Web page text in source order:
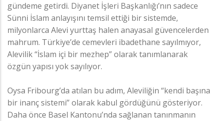
gündeme getirdi. Diyanet İşleri Başkanlığı’nın sadece
Sünni İslam anlayışını temsil ettiği bir sistemde,
milyonlarca Alevi yurttaş halen anayasal güvencelerden
mahrum. Türkiye’de cemevleri ibadethane sayılmıyor,
Alevilik “İslam içi bir mezhep” olarak tanımlanarak
özgün yapısı yok sayılıyor.
Oysa Fribourg’da atılan bu adım, Aleviliğin “kendi başına
bir inanç sistemi” olarak kabul gördüğünü gösteriyor.
Daha önce Basel Kantonu’nda sağlanan tanınmanın